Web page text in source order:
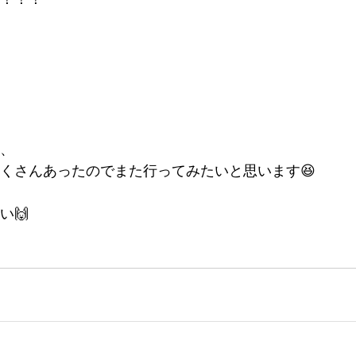
さんあったのでまた行ってみたいと思います😆
🙌